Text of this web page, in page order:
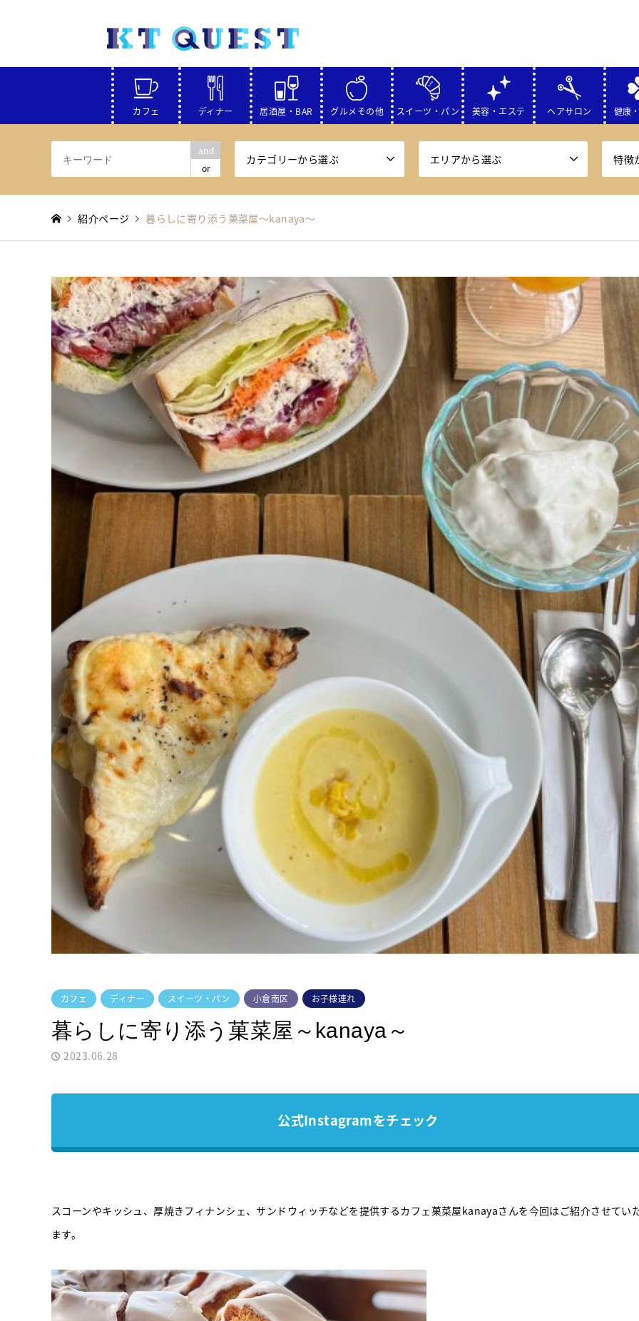
カフェ ディナー 居酒屋・BAR グルメその他 スイーツ・パン 美容・エステ ヘアサロン 健康
and
or
カテゴリーから選ぶ エリアから選ぶ 特徴
紹介ページ 暮らしに寄り添う菓菜屋～kanaya～
カフェ ディナー スイーツ・パン 小倉南区 お子様連れ
暮らしに寄り添う菓菜屋～kanaya～
2023.06.28
公式Instagramをチェック
スコーンやキッシュ、厚焼きフィナンシェ、サンドウィッチなどを提供するカフェ菓菜屋kanayaさんを今回はご紹介させてい
ます。